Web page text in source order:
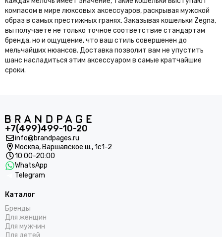
компасом в мире люксовых аксессуаров, раскрывая мужской
образ в самых престижных гранях. Заказывая кошельки Zegna,
вы получаете не только точное соответствие стандартам
бренда, но и ощущение, что ваш стиль совершенен до
мельчайших нюансов. Доставка позволит вам не упустить
шанс насладиться этим аксессуаром в самые кратчайшие
сроки.
+7(499)499-10-20
info@brandpages.ru
Москва, Варшавское ш., 1с1-2
10:00-20:00
WhatsApp
Telegram
Каталог
Бренды
Для женщин
Для мужчин
Для детей